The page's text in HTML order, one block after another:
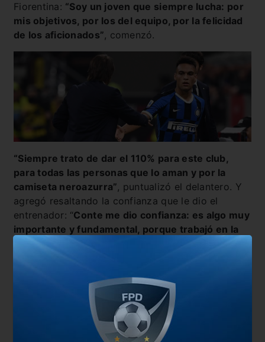
Fiorentina: “Soy un joven que siempre lucha: por
mis objetivos, por los del equipo, por la felicidad
de los aficionados”, comenzó.
“Siempre trato de dar el 110% para este club,
para todas las personas que lo aman y por la
camiseta neroazurra”, puntualizó el delantero. Y
agregó resaltando la confianza que le dio el
entrenador: “Conte me dio confianza: es algo muy
importante y fundamental, porque trabajó en la
mentalidad de cada uno de nosotros.
Realmente